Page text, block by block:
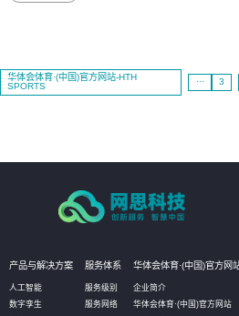
华体会体育·(中国)官方网站-HTH
SPORTS
··· 3
产品与解决方案
人工智能
数字孪生
服务体系
服务级别
服务网络
华体会体育·(中国)官方网
企业简介
华体会体育·(中国)官方网站